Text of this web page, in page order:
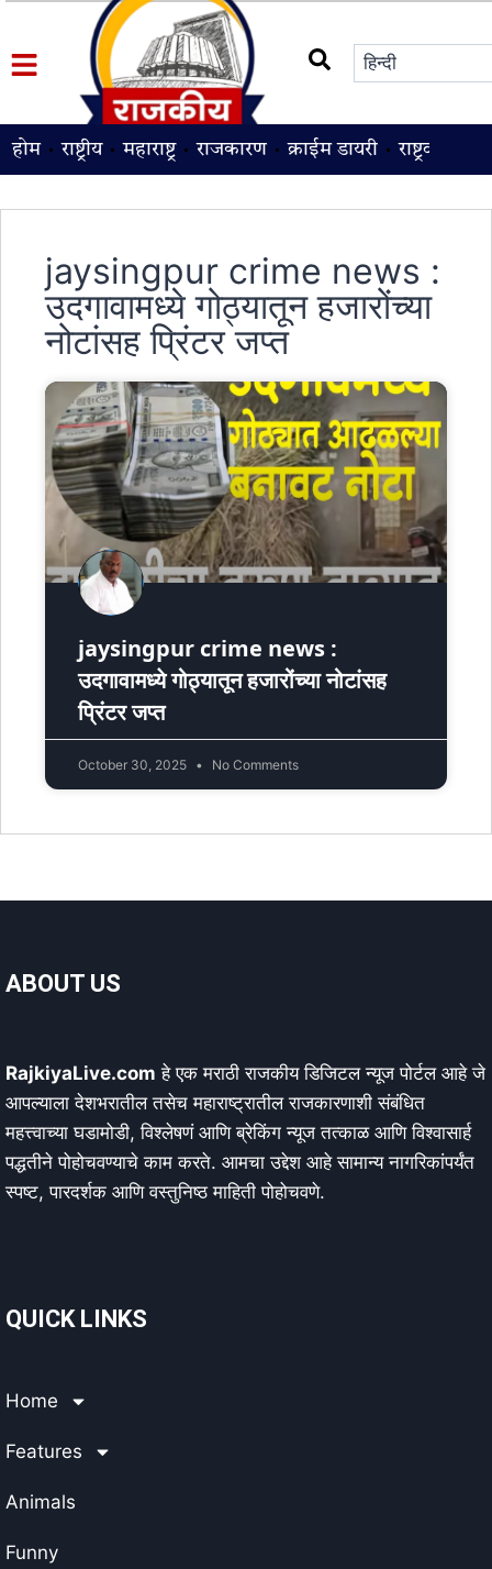
होम राष्ट्रीय महाराष्ट्र राजकारण क्राईम डायरी राष्ट्रवादी
jaysingpur crime news :
उदगावामध्ये गोठ्यातून हजारोंच्या
नोटांसह प्रिंटर जप्त
jaysingpur crime news :
उदगावामध्ये गोठ्यातून हजारोंच्या नोटांसह
प्रिंटर जप्त
October 30, 2025 No Comments
ABOUT US
RajkiyaLive.com हे एक मराठी राजकीय डिजिटल न्यूज पोर्टल आहे जे
आपल्याला देशभरातील तसेच महाराष्ट्रातील राजकारणाशी संबंधित
महत्त्वाच्या घडामोडी, विश्लेषणं आणि ब्रेकिंग न्यूज तत्काळ आणि विश्वासार्ह
पद्धतीने पोहोचवण्याचे काम करते. आमचा उद्देश आहे सामान्य नागरिकांपर्यंत
स्पष्ट, पारदर्शक आणि वस्तुनिष्ठ माहिती पोहोचवणे.
QUICK LINKS
Home
Features
Animals
Funny